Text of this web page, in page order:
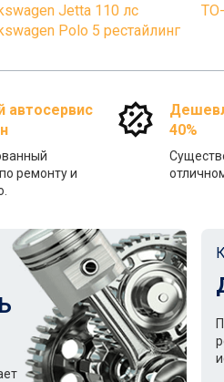
Jetta 110 лс
Polo 5 рестайлинг
автосервис
ремонту и
40%